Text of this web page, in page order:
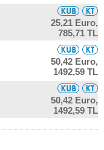
25,21 Euro,
785,71 TL
50,42 Euro,
1492,59 TL
50,42 Euro,
1492,59 TL